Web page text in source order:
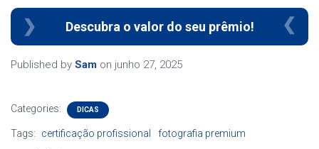
Descubra o valor do seu prêmio!
Published by Sam on junho 27, 2025
Categories: DICAS
Tags: certificação profissional
fotografia premium